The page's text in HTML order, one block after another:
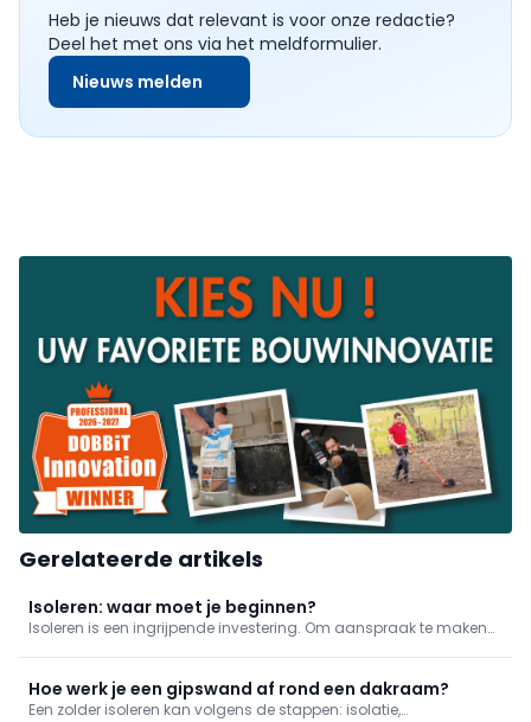
Heb je nieuws dat relevant is voor onze redactie?
Deel het met ons via het meldformulier.
Nieuws melden
Gerelateerde artikels
Isoleren: waar moet je beginnen?
Isoleren is een ingrijpende investering. Om aanspraak te maken
overlopen we in dit artikel.
Hoe werk je een gipswand af rond een dakraam?
Een zolder isoleren kan volgens de stappen: isolatie,